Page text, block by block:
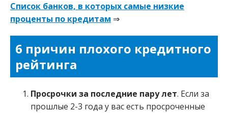
Список банков, в которых самые низкие
проценты по кредитам ⇒
6 причин плохого кредитного
рейтинга
Просрочки за последние пару лет. Если за
прошлые 2-3 года у вас есть просроченные